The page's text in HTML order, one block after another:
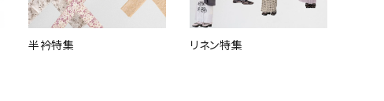
半衿特集 リネン特集